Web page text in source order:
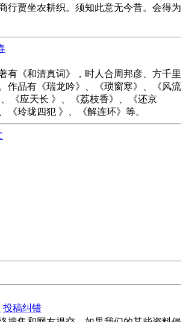
行贾坐农耕织。须知此意无今昔。会得为
有《和清真词》，时人合周邦彦、方千里
作品有《瑞龙吟》、《琐窗寒》、《风流
《应天长 》、《荔枝香》、《还京
《玲珑四犯 》、《解连环》等。
投稿纠错